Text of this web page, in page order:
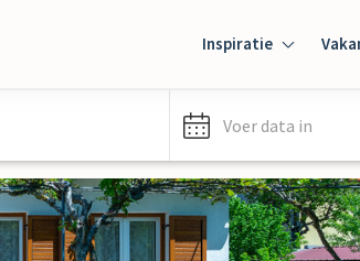
Inspiratie
Voer data in